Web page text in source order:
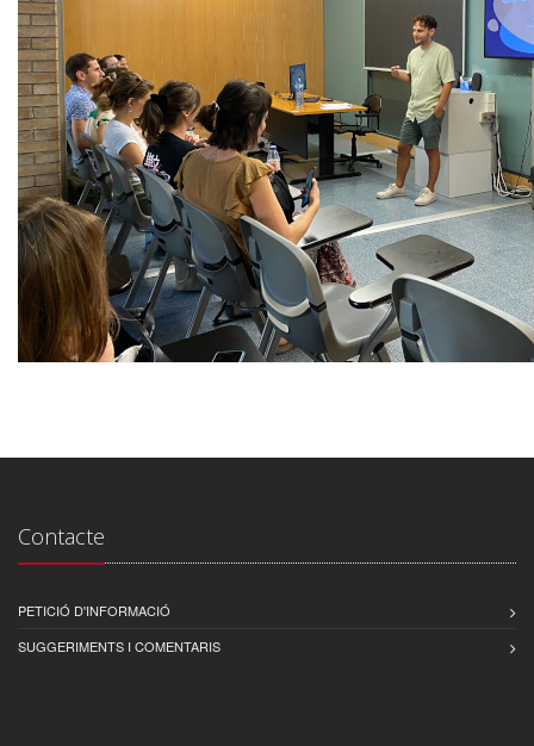
Contacte
PETICIÓ D'INFORMACIÓ
SUGGERIMENTS I COMENTARIS